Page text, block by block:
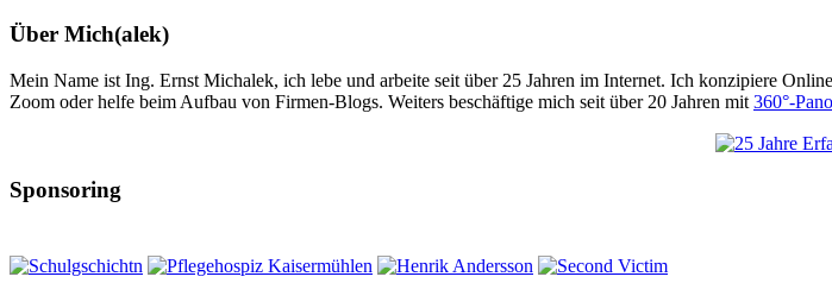
Über Mich(alek)
Mein Name ist Ing. Ernst Michalek, ich lebe und arbeite seit über 25 Jahren im Internet. Ich konzipiere
Zoom oder helfe beim Aufbau von Firmen-Blogs. Weiters beschäftige mich seit über 20 Jahren mit 360°-
Sponsoring